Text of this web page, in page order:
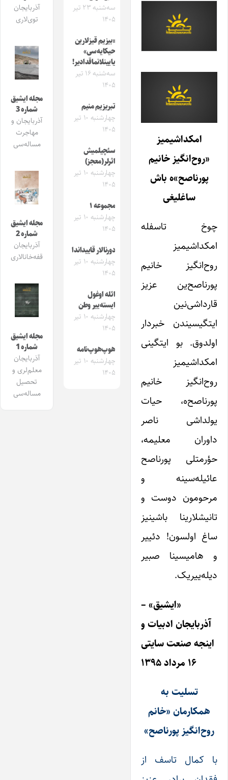
امکداشیمیز
«روح‌انگیز خانیم
پورناصح»ه باش
ساغلیغی
چوخ تاسفله
امکداشیمیز
روح‌انگیز خانیم
پورناصح‌ین عزیز
قارداشی‌نین
ایتگیسیندن خبردار
اولدوق. بو ایتگینی
امکداشیمیز
روح‌انگیز خانیم
پورناصح‌ه، حیات
یولداشی ناصر
داوران معلیمه،
حؤرمتلی پورناصح
عائیله‌سینه و
مرحومون دوست و
تانیشلارینا باشینیز
ساغ اولسون! دئییر
و هامیسینا صبیر
دیله‌ییریک.
«ایشیق» –
آذربایجان ادبیات و
اینجه صنعت سایتی
۱۶ مرداد ۱۳۹۵
تسلیت به
همکارمان «خانم
روح‌انگیز پورناصح»
با کمال تاسف از
سه‌شنبه ۲۳ تیر
۱۴۰۵
«بیزیم قیزلارین
حیکایه‌سی»
یایینلانماقدادیر!
سه‌شنبه ۱۶ تیر
۱۴۰۵
تبریزیم منیم
چهارشنبه ۱۰ تیر
۱۴۰۵
سئچیلمیش
اثرلر(معجز)
چهارشنبه ۱۰ تیر
۱۴۰۵
مجموعه ۱
چهارشنبه ۱۰ تیر
۱۴۰۵
دورنالار قاییداندا
چهارشنبه ۱۰ تیر
۱۴۰۵
ائله اوغول
ایسته‌ییر وطن
چهارشنبه ۱۰ تیر
۱۴۰۵
هوپ‌هوپ‌نامه
چهارشنبه ۱۰ تیر
۱۴۰۵
آذربایجان
توی‌لاری
مجله ایشیق
شماره 3
آذربایجان و
مهاجرت
مساله‌سی
مجله ایشیق
شماره 2
آذربایجان
قفه‌خانالاری
مجله ایشیق
شماره 1
آذربایجان
معلم‌لری و
تحصیل
مساله‌سی